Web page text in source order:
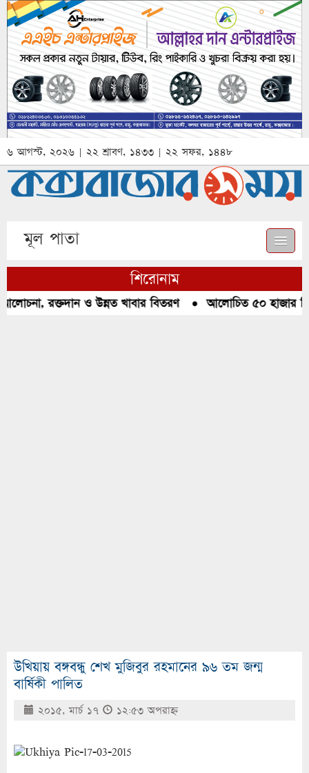
৬ আগস্ট, ২০২৬ | ২২ শ্রাবণ, ১৪৩৩ | ২২ সফর, ১৪৪৮
মূল পাতা
শিরোনাম
রক্তদান ও উন্নত খাবার বিতরণ●আলোচিত ৫০ হাজার পিস
উখিয়ায় বঙ্গবন্ধু শেখ মুজিবুর রহমানের ৯৬ তম জন্ম
বার্ষিকী পালিত
২০১৫, মার্চ ১৭ ১২:৫৩ অপরাহ্ণ